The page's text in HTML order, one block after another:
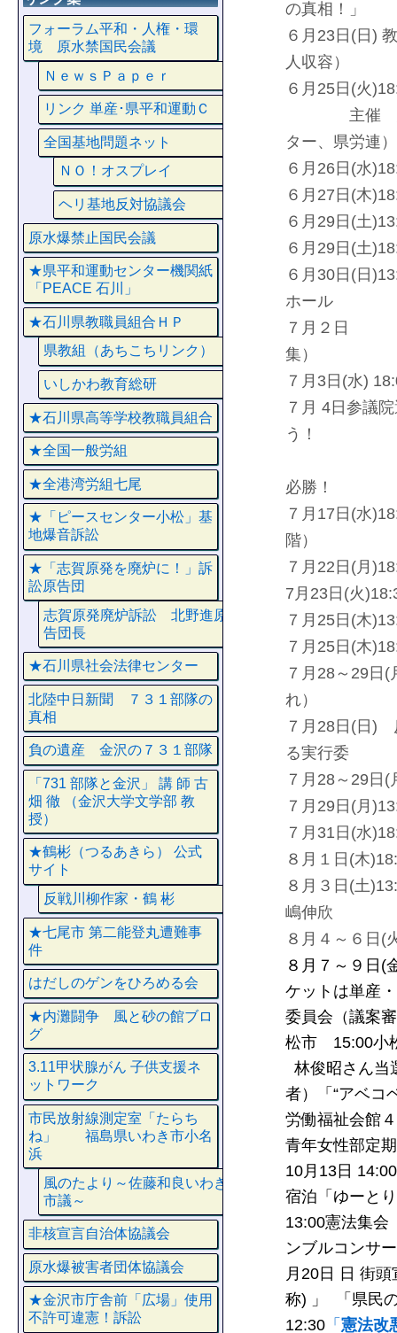
の真相！」
６月23日(日)
人収容）
６月25日(火
主催 憲法改
ター、県労連
６月26日(水
６月27日(木
６月29日(土
６月29日(土
６月30日(日
ホール
７月２日
集）
７月3日(水)
７月 4日参
う！
必勝！
７月17日(水
階）
７月22日(月
7月23日(火
７月25日(木
７月25日(木
７月28～29日
れ）
７月28日(日)
る実行委
７月28～29
７月29日(月
７月31日(水
８月１日(木
８月３日(土
嶋伸欣
８月４～６日(
８月７～９日
ケットは単産
委員会（議案
松市 15:00小
林俊昭さん当
者）
「“アベ
労働福祉会館
青年女性部定
10月13日
宿泊「ゆーと
13:00憲法集会
ンブルコンサ
月20日 日 街
称) 」 「県民
12:30「 憲法改
フォーラム平和・人権・環
境 原水禁国民会議
ＮｅｗｓＰａｐｅｒ
リンク 単産･県平和運動Ｃ
全国基地問題ネット
ＮＯ！オスプレイ
ヘリ基地反対協議会
原水爆禁止国民会議
★県平和運動センター機関紙
「PEACE 石川」
★石川県教職員組合ＨＰ
県教組（あちこちリンク）
いしかわ教育総研
★石川県高等学校教職員組合
★全国一般労組
★全港湾労組七尾
★「ピースセンター小松」基
地爆音訴訟
★「志賀原発を廃炉に！」訴
訟原告団
志賀原発廃炉訴訟 北野進原
告団長
★石川県社会法律センター
北陸中日新聞 ７３１部隊の
真相
負の遺産 金沢の７３１部隊
「731 部隊と金沢」 講 師 古
畑 徹 （金沢大学文学部 教
授）
★鶴彬（つるあきら） 公式
サイト
反戦川柳作家・鶴 彬
★七尾市 第二能登丸遭難事
件
はだしのゲンをひろめる会
★内灘闘争 風と砂の館ブロ
グ
3.11甲状腺がん 子供支援ネ
ットワーク
市民放射線測定室「たらち
ね」 福島県いわき市小名
浜
風のたより～佐藤和良いわき
市議～
非核宣言自治体協議会
原水爆被害者団体協議会
★金沢市庁舎前「広場」使用
不許可違憲！訴訟